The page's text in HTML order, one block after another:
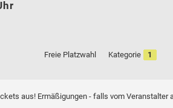
Freie Platzwahl Kategorie 1
aus! Ermäßigungen - falls vom